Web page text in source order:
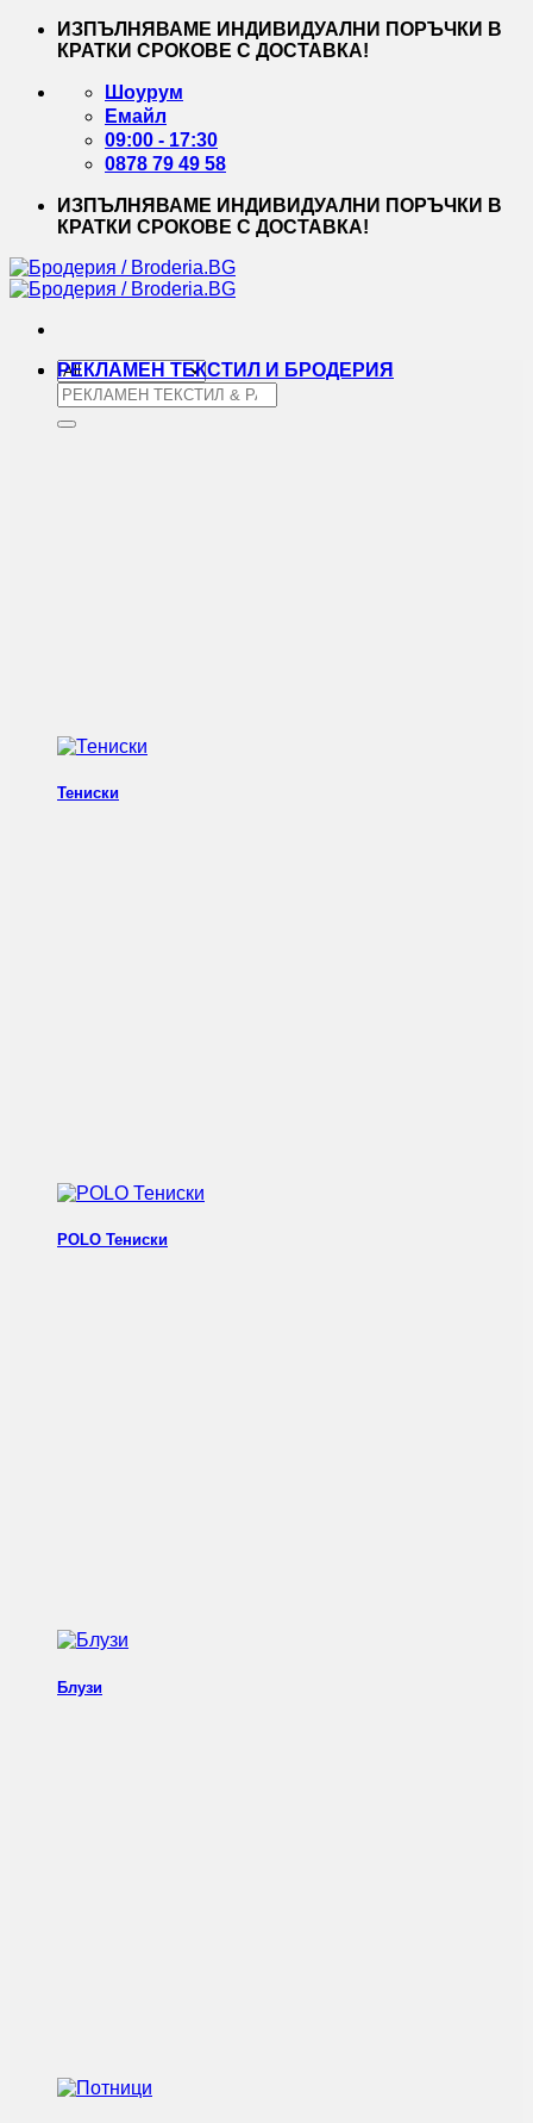
Skip
ИЗПЪЛНЯВАМЕ ИНДИВИДУАЛНИ ПОРЪЧКИ В
КРАТКИ СРОКОВЕ С ДОСТАВКА!
Шоурум
Емайл
09:00 - 17:30
0878 79 49 58
ИЗПЪЛНЯВАМЕ ИНДИВИДУАЛНИ ПОРЪЧКИ В
КРАТКИ СРОКОВЕ С ДОСТАВКА!
Търсене
за:
РЕКЛАМЕН ТЕКСТИЛ И БРОДЕРИЯ
Тениски
POLO Тениски
Блузи